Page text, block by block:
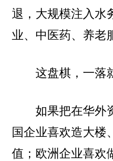
退，大规模注入水
业、中医药、养老
这盘棋，一落
如果把在华外
国企业喜欢造大楼
值；欧洲企业喜欢